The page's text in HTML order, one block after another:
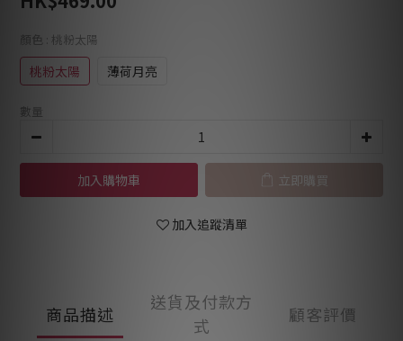
顏色 : 桃粉太陽
桃粉太陽 薄荷月亮
數量
加入購物車 立即購買
加入追蹤清單
商品描述
送貨及付款方
式
顧客評價